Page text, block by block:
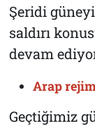
Şeridi
saldırı
devam
Arap
Geçtiğimiz